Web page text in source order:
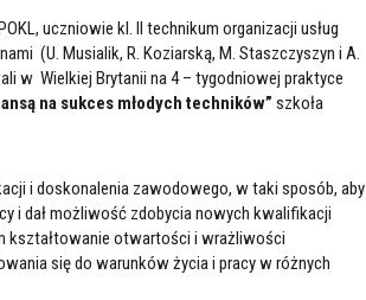
uczniowie kl. II technikum organizacji usług
(U. Musialik, R. Koziarską, M. Staszczyszyn i A.
w Wielkiej Brytanii na 4 – tygodniowej praktyce
na sukces młodych techników” szkoła
i doskonalenia zawodowego, w taki sposób, aby
i dał możliwość zdobycia nowych kwalifikacji
kształtowanie otwartości i wrażliwości
się do warunków życia i pracy w różnych